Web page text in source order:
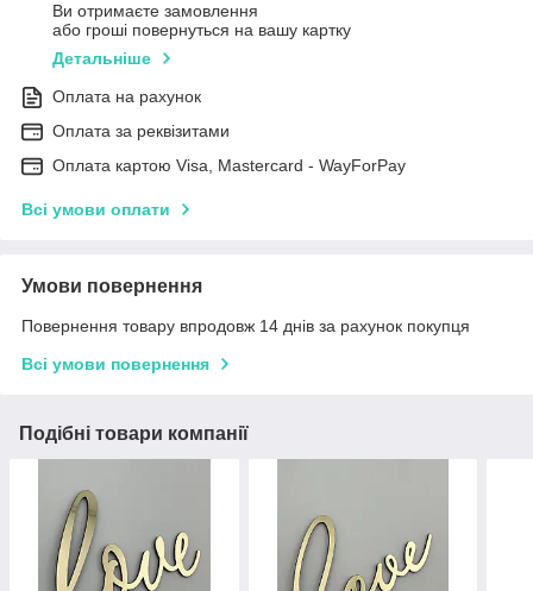
Ви отримаєте замовлення
або гроші повернуться на вашу картку
Детальніше
Оплата на рахунок
Оплата за реквізитами
Оплата картою Visa, Mastercard - WayForPay
Всі умови оплати
Умови повернення
Повернення товару впродовж 14 днів за рахунок покупця
Всі умови повернення
Подібні товари компанії